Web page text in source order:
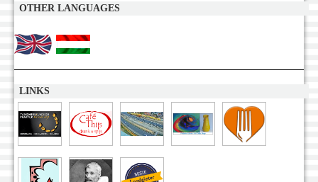
OTHER LANGUAGES
LINKS